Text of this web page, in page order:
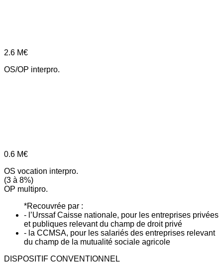
2.6 M€
OS/OP interpro.
0.6 M€
OS vocation interpro.
(3 à 8%)
OP multipro.
*Recouvrée par :
- l’Urssaf Caisse nationale, pour les entreprises privées
et publiques relevant du champ de droit privé
- la CCMSA, pour les salariés des entreprises relevant
du champ de la mutualité sociale agricole
DISPOSITIF CONVENTIONNEL